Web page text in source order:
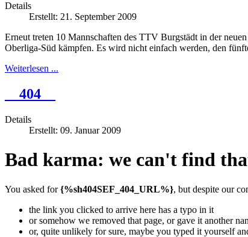
Details
Erstellt: 21. September 2009
Erneut treten 10 Mannschaften des TTV Burgstädt in der
Oberliga-Süd kämpfen. Es wird nicht einfach werden, den
Weiterlesen ...
__404__
Details
Erstellt: 09. Januar 2009
Bad karma: we can't find
You asked for{%sh404SEF_404_URL%}, but despite our
the link you clicked to arrive here has a typo in it
or somehow we removed that page, or gave it another
or, quite unlikely for sure, maybe you typed it yourself